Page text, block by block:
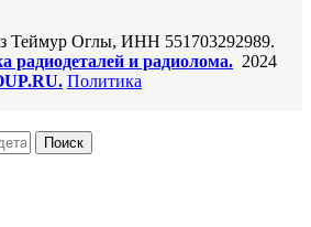
Теймур Оглы, ИНН 551703292989.
радиодеталей и радиолома. 2024
Политика
Поиск